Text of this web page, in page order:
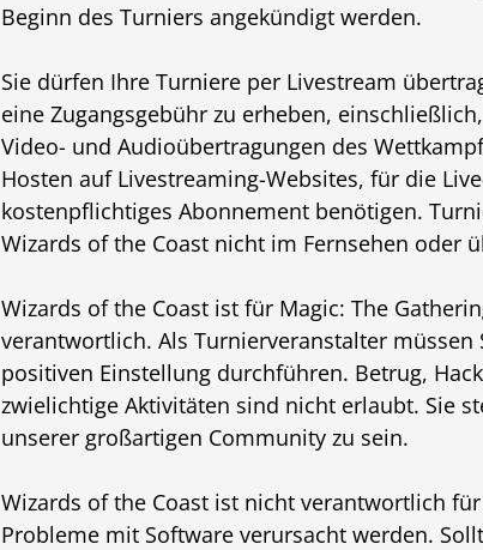
Beginn des Turniers angekündigt werden.
Sie dürfen Ihre Turniere per Livestream
eine Zugangsgebühr zu erheben,
Video- und Audioübertragungen des
Hosten auf Livestreaming-Websites, für die
kostenpflichtiges Abonnement benötigen.
Wizards of the Coast nicht im Fernsehen oder
Wizards of the Coast ist für Magic: The
verantwortlich. Als Turnierveranstalter
positiven Einstellung durchführen. Betrug,
zwielichtige Aktivitäten sind nicht erlaubt. Sie
unserer großartigen Community zu sein.
Wizards of the Coast ist nicht verantwortlich
Probleme mit Software verursacht werden.